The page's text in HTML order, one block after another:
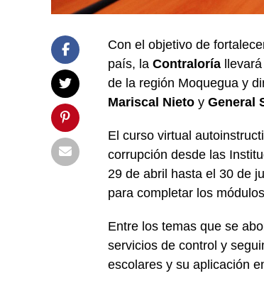
Con el objetivo de
país, la Contraloría
de la región Moquegua y
Mariscal Nieto y General
El curso virtual
corrupción desde las
29 de abril hasta el 30 de
para completar los
Entre los temas que se
servicios de control y
escolares y su aplicación